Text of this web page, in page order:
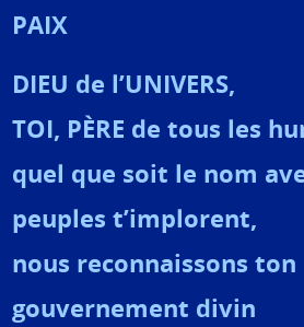
PAIX
DIEU de l’UNIVERS,
TOI, PÈRE de tous les
quel que soit le nom
peuples t’implorent,
nous reconnaissons ton
gouvernement divin